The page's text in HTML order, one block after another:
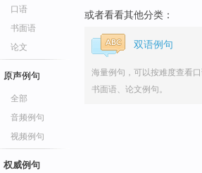
口语
书面语
论文
原声例句
全部
音频例句
视频例句
权威例句
或者看看其他分类：
双语例句
海量例句，可以按难度查看口
书面语、论文例句。